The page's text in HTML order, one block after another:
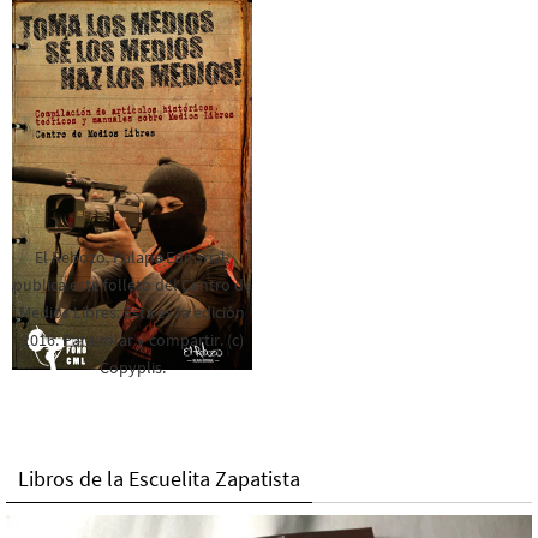
El Rebozo, Palapa Editorial,
publica este folleto del Centro de
Medios Libres. Esta es la edición
2016. Para rolar y compartir. (c)
Copyplis.
Libros de la Escuelita Zapatista